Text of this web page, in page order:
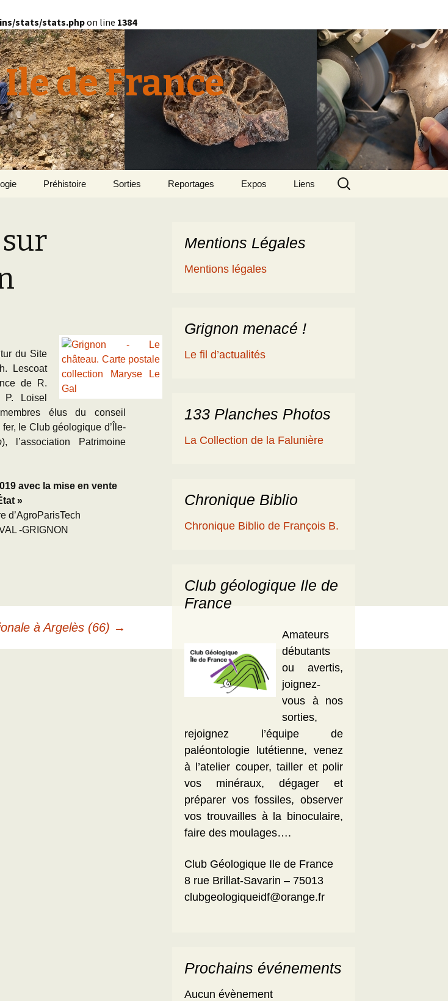
stats/stats.phpon line 1384
de France
du
du
du
Régression
des
à
de la
Photos
: Les 25
des
Préhistoire Sorties Reportages
Henri
Le patrimoine
géologique
Daguerre et les fossiles
Taxodium silicifiée …
Tous les reportages
Expos Liens
Rechercher :
du Site
Lescoat
de R.
P. Loisel
élus du conseil
le Club géologique d’Île-
), l’association Patrimoine
avec la mise en vente
»
d’AgroParisTech
-GRIGNON
à Argelès (66) →
Mentions Légales
Mentions légales
Grignon menacé !
Le fil d’actualités
133 Planches Photos
La Collection de la Falunière
Chronique Biblio
Chronique Biblio de François B.
Club géologique Ile de
France
Amateurs
débutants
ou avertis,
joignez-
vous à nos
sorties,
rejoignez l’équipe de
paléontologie lutétienne, venez
à l’atelier couper, tailler et polir
vos minéraux, dégager et
préparer vos fossiles, observer
vos trouvailles à la binoculaire,
faire des moulages….
Club Géologique Ile de France
8 rue Brillat-Savarin – 75013
clubgeologiqueidf@orange.fr
Prochains événements
Aucun évènement